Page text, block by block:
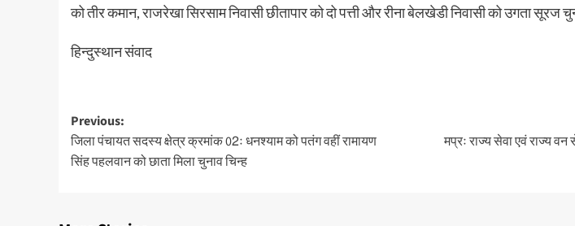
को तीर कमान, राजरेखा सिरसाम निवासी छीतापार को दो पत्ती और रीना बेलखेडी निवासी को उगता
हिन्दुस्थान संवाद
Post
navigation
Previous:
जिला पंचायत सदस्य क्षेत्र क्रमांक 02ः धनश्याम को पतंग वहीं रामायण
सिंह पहलवान को छाता मिला चुनाव चिन्ह
मप्रः राज्य सेवा एवं राज्य वन